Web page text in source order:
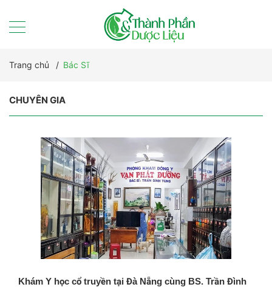
Trang chủ / Bác Sĩ
CHUYÊN GIA
Khám Y học cổ truyền tại Đà Nẵng cùng BS. Trần Đình